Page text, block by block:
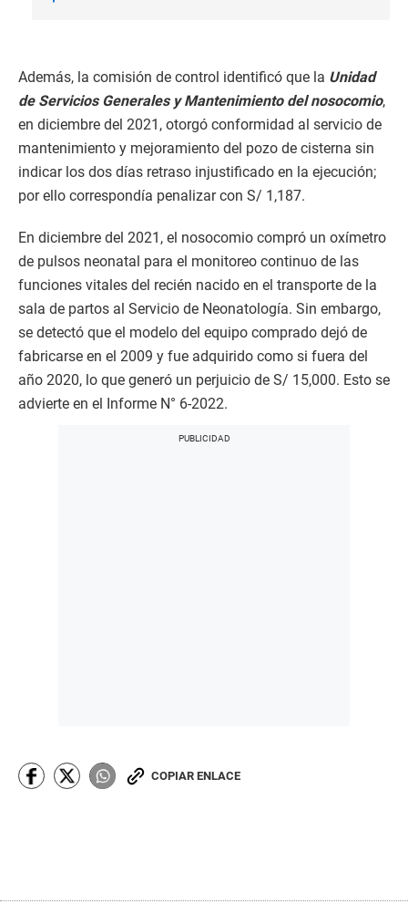
Además, la comisión de control identificó que la Unidad
de Servicios Generales y Mantenimiento del nosocomio,
en diciembre del 2021, otorgó conformidad al servicio de
mantenimiento y mejoramiento del pozo de cisterna sin
indicar los dos días retraso injustificado en la ejecución;
por ello correspondía penalizar con S/ 1,187.
En diciembre del 2021, el nosocomio compró un oxímetro
de pulsos neonatal para el monitoreo continuo de las
funciones vitales del recién nacido en el transporte de la
sala de partos al Servicio de Neonatología. Sin embargo,
se detectó que el modelo del equipo comprado dejó de
fabricarse en el 2009 y fue adquirido como si fuera del
año 2020, lo que generó un perjuicio de S/ 15,000. Esto se
advierte en el Informe N° 6-2022.
COPIAR ENLACE